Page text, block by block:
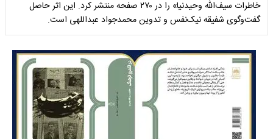
خاطرات سیف‌الله وحیدنیا» را در ۲۷۰ صفحه منتشر کرد. این اثر حاصل
گفت‌وگوی شفیقه نیک‌نفس و تدوین محمدجواد عبداللهی است.